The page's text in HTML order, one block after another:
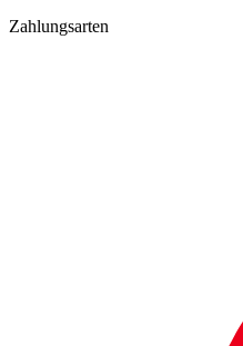
Zahlungsarten